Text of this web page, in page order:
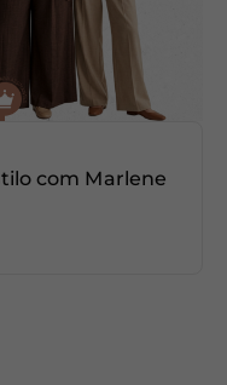
com Marlene